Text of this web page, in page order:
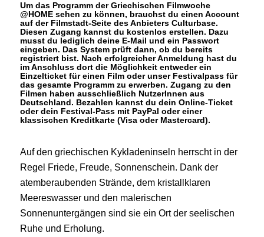
Um das Programm der Griechischen Filmwoche
@HOME sehen zu können, brauchst du einen Account
auf der Filmstadt-Seite des Anbieters Culturbase.
Diesen Zugang kannst du kostenlos erstellen. Dazu
musst du lediglich deine E-Mail und ein Passwort
eingeben. Das System prüft dann, ob du bereits
registriert bist. Nach erfolgreicher Anmeldung hast du
im Anschluss dort die Möglichkeit entweder ein
Einzelticket für einen Film oder unser Festivalpass für
das gesamte Programm zu erwerben. Zugang zu den
Filmen haben ausschließlich NutzerInnen aus
Deutschland. Bezahlen kannst du dein Online-Ticket
oder dein Festival-Pass mit PayPal oder einer
klassischen Kreditkarte (Visa oder Mastercard).
Auf den griechischen Kykladeninseln herrscht in der
Regel Friede, Freude, Sonnenschein. Dank der
atemberaubenden Strände, dem kristallklaren
Meereswasser und den malerischen
Sonnenuntergängen sind sie ein Ort der seelischen
Ruhe und Erholung.